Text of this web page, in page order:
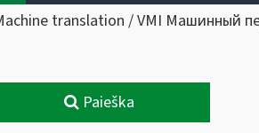
translation / VMI Машинный
Paieška